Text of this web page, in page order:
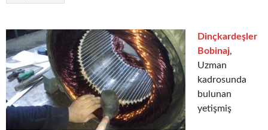
Dinçkardeşler
Bobinaj,
Uzman
kadrosunda
bulunan
yetişmiş